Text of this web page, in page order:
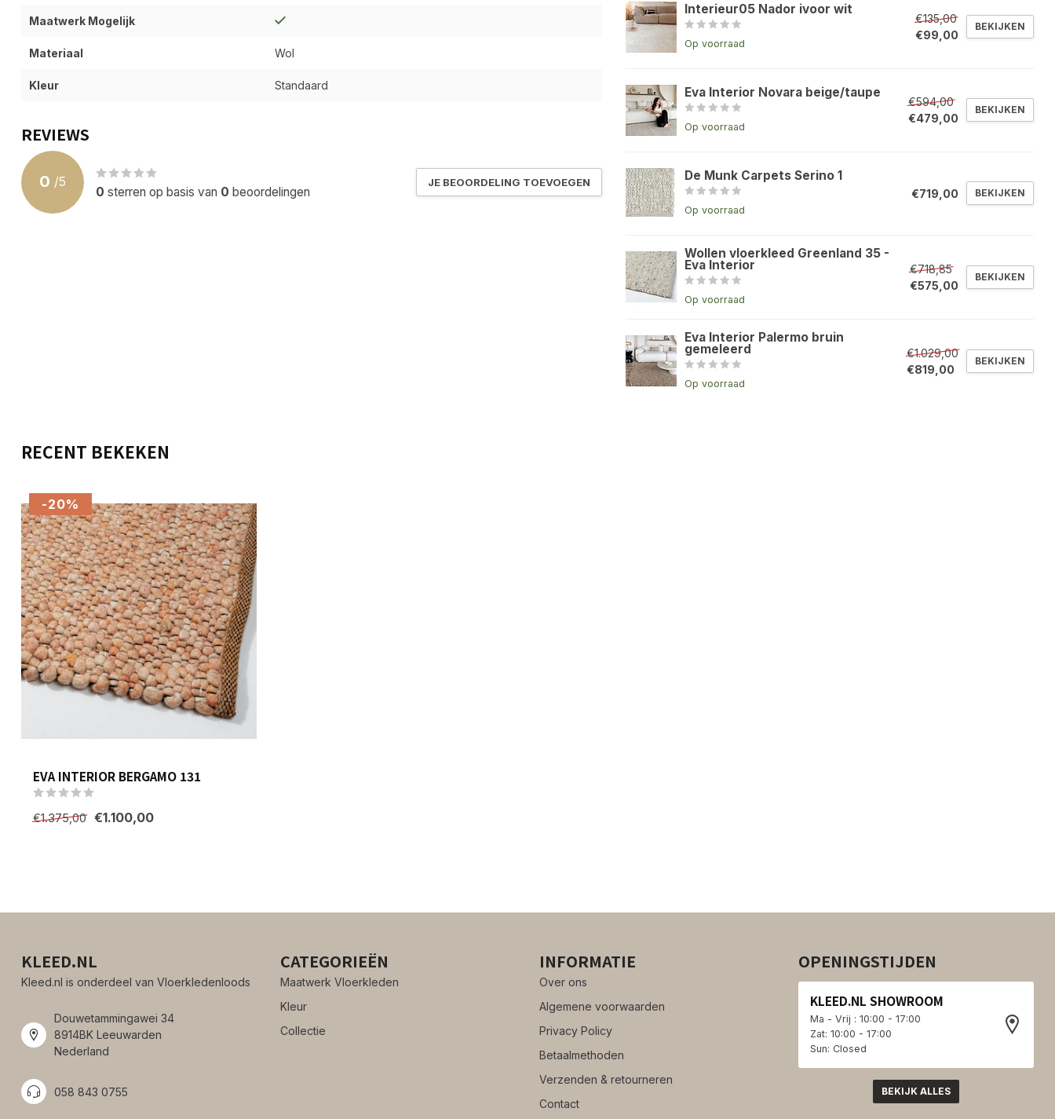
Maatwerk Mogelijk
Materiaal Wol
Kleur Standaard
REVIEWS
0 /5
0 sterren op basis van 0 beoordelingen
JE BEOORDELING TOEVOEGEN
Interieur05 Nador ivoor wit
Op voorraad
€135,00
€99,00
BEKIJKEN
Eva Interior Novara beige/taupe
Op voorraad
€594,00
€479,00
BEKIJKEN
De Munk Carpets Serino 1
Op voorraad
€719,00 BEKIJKEN
Wollen vloerkleed Greenland 35 -
Eva Interior
Op voorraad
€718,85
€575,00
BEKIJKEN
Eva Interior Palermo bruin
gemeleerd
Op voorraad
€1.029,00
€819,00
BEKIJKEN
RECENT BEKEKEN
-20%
EVA INTERIOR BERGAMO 131
€1.375,00 €1.100,00
KLEED.NL
Kleed.nl is onderdeel van Vloerkledenloods
Douwetammingawei 34
8914BK Leeuwarden
Nederland
058 843 0755
CATEGORIEËN
Maatwerk Vloerkleden
Kleur
Collectie
INFORMATIE
Over ons
Algemene voorwaarden
Privacy Policy
Betaalmethoden
Verzenden & retourneren
Contact
OPENINGSTIJDEN
KLEED.NL SHOWROOM
Ma - Vrij : 10:00 - 17:00
Zat: 10:00 - 17:00
Sun: Closed
BEKIJK ALLES